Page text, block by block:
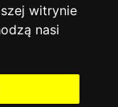
witrynie
nasi
Translate